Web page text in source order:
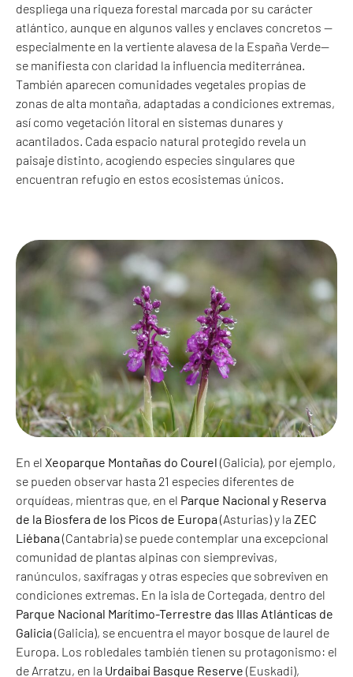
despliega una riqueza forestal marcada por su carácter
atlántico, aunque en algunos valles y enclaves concretos —
especialmente en la vertiente alavesa de la España Verde—
se manifiesta con claridad la influencia mediterránea.
También aparecen comunidades vegetales propias de
zonas de alta montaña, adaptadas a condiciones extremas,
así como vegetación litoral en sistemas dunares y
acantilados. Cada espacio natural protegido revela un
paisaje distinto, acogiendo especies singulares que
encuentran refugio en estos ecosistemas únicos.
En el Xeoparque Montañas do Courel (Galicia), por ejemplo,
se pueden observar hasta 21 especies diferentes de
orquídeas, mientras que, en el Parque Nacional y Reserva
de la Biosfera de los Picos de Europa (Asturias) y la ZEC
Liébana (Cantabria) se puede contemplar una excepcional
comunidad de plantas alpinas con siemprevivas,
ranúnculos, saxífragas y otras especies que sobreviven en
condiciones extremas. En la isla de Cortegada, dentro del
Parque Nacional Marítimo-Terrestre das Illas Atlánticas de
Galicia (Galicia), se encuentra el mayor bosque de laurel de
Europa. Los robledales también tienen su protagonismo: el
de Arratzu, en la Urdaibai Basque Reserve (Euskadi),